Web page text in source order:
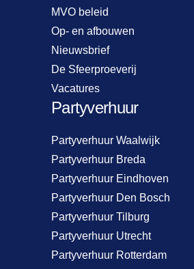
MVO beleid
Op- en afbouwen
Nieuwsbrief
De Sfeerproeverij
Vacatures
Partyverhuur
Partyverhuur Waalwijk
Partyverhuur Breda
Partyverhuur Eindhoven
Partyverhuur Den Bosch
Partyverhuur Tilburg
Partyverhuur Utrecht
Partyverhuur Rotterdam